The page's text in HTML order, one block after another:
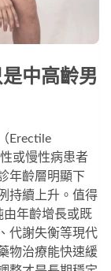
中高齡男
Erectile
或慢性病患者
年齡層明顯下
持續上升。值得
由年齡增長或既
代謝失衡等現代
物治療能快速緩